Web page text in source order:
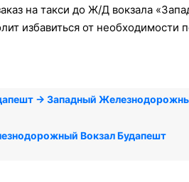
на такси до Ж/Д вокзала
избавиться от
→ Западный
Вокзал Будапешт